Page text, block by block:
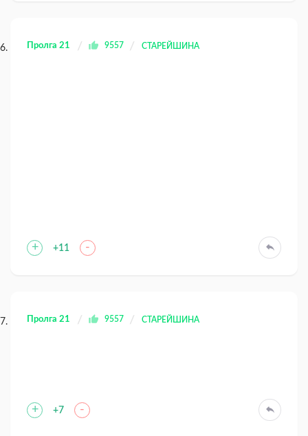
Пролга 21 9557 СТАРЕЙШИНА
+ +11 -
Пролга 21 9557 СТАРЕЙШИНА
+ +7 -